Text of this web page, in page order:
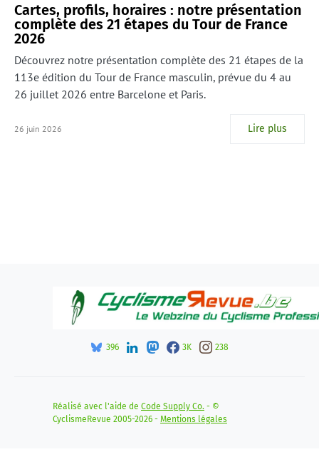
Cartes, profils, horaires : notre présentation
complète des 21 étapes du Tour de France
2026
Découvrez notre présentation complète des 21 étapes de la
113e édition du Tour de France masculin, prévue du 4 au
26 juillet 2026 entre Barcelone et Paris.
26 juin 2026 Lire plus
396 3K 238
Réalisé avec l'aide de Code Supply Co. - ©
CyclismeRevue 2005-2026 - Mentions légales